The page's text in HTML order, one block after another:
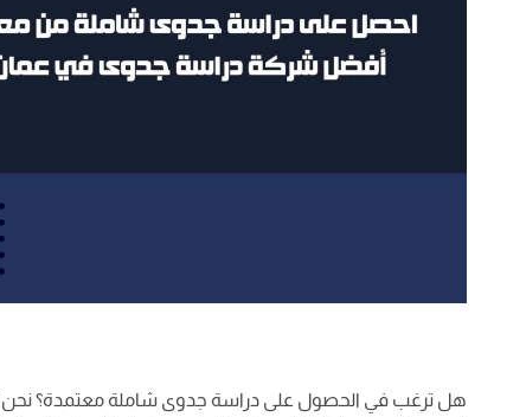
هل ترغب في الحصول على دراسة جدوى شاملة معتمدة؟